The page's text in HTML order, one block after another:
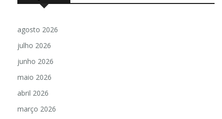
agosto 2026
julho 2026
junho 2026
maio 2026
abril 2026
março 2026